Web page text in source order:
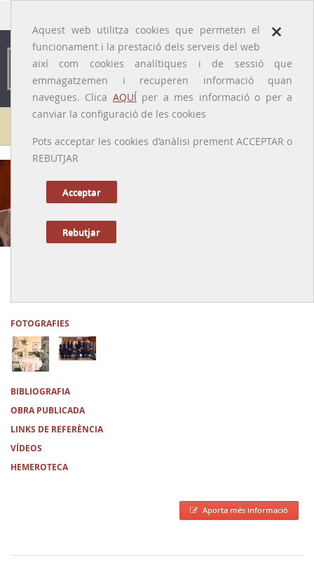
×
Aquest web utilitza cookies que permeten el
funcionament i la prestació dels serveis del web
així com cookies analítiques i de sessió que
emmagatzemen i recuperen informació quan
navegues. Clica AQUÍper a mes informació o per a
canviar la configuració de les cookies
Pots acceptar les cookies d’anàlisi prement ACCEPTAR o
REBUTJAR
Acceptar
Rebutjar
Galeria de metges
[Barcelona, 1926 - 2003]
FOTOGRAFIES
BIBLIOGRAFIA
OBRA PUBLICADA
LINKS DE REFERÈNCIA
VÍDEOS
HEMEROTECA
Aporta més informació